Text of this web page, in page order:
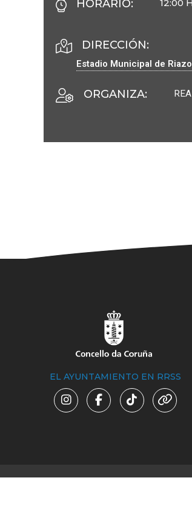
HORARIO: 12:00
DIRECCIÓN:
Estadio Municipal de
ORGANIZA:
EL AYUNTAMIENTO EN RRSS